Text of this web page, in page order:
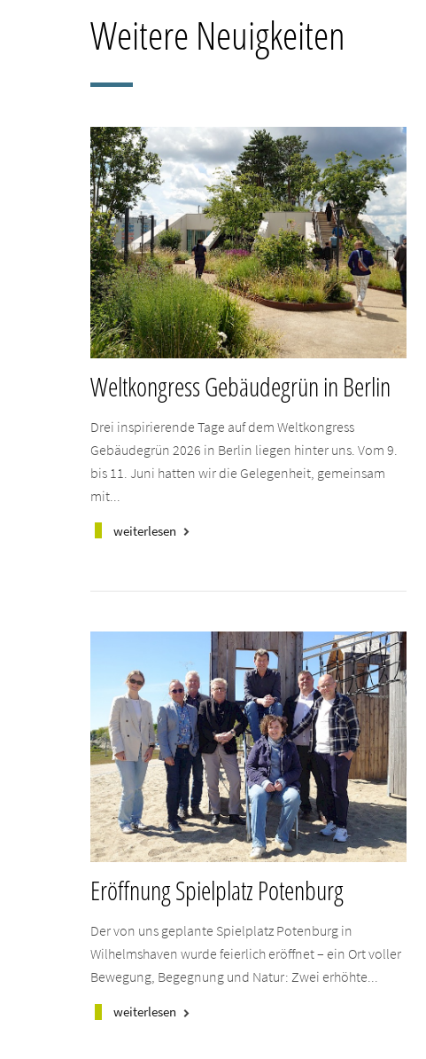
Weitere Neuigkeiten
Weltkongress Gebäudegrün in Berlin
Drei inspirierende Tage auf dem Weltkongress
Gebäudegrün 2026 in Berlin liegen hinter uns. Vom 9.
bis 11. Juni hatten wir die Gelegenheit, gemeinsam
mit...
weiterlesen keyboard_arrow_right
Eröffnung Spielplatz Potenburg
Der von uns geplante Spielplatz Potenburg in
Wilhelmshaven wurde feierlich eröffnet – ein Ort voller
Bewegung, Begegnung und Natur: Zwei erhöhte...
weiterlesen keyboard_arrow_right